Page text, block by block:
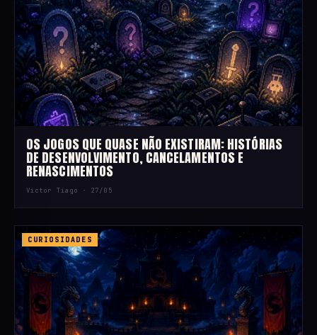
OS JOGOS QUE QUASE NÃO EXISTIRAM: HISTÓRIAS
DE DESENVOLVIMENTO, CANCELAMENTOS E
RENASCIMENTOS
Victor Tiago · 27/05
CURIOSIDADES